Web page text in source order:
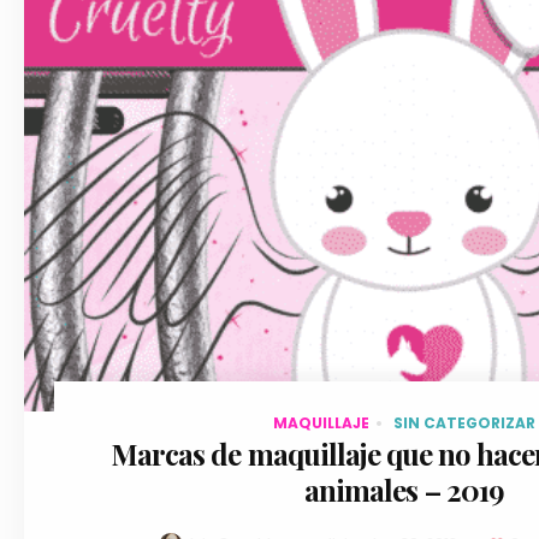
diciembre 30, 2018
MAQUILLAJE SIN CATEGORIZAR
Marcas de maquillaje que no
animales – 2019